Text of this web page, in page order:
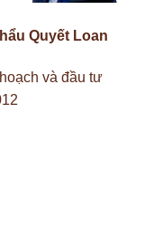
Quyết Loan
và đầu tư